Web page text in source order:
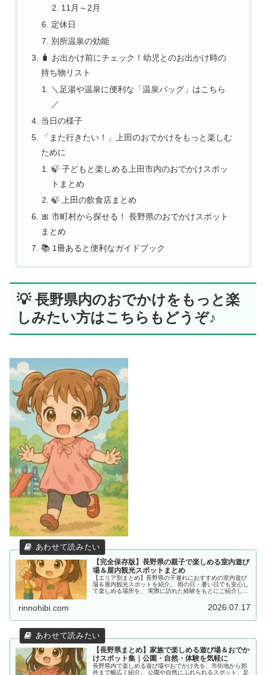
11月～2月
定休日
別所温泉の効能
🧳 お出かけ前にチェック！幼児とのお出かけ時の
持ち物リスト
＼足湯や温泉に便利な「温泉バッグ」はこちら
／
当日の様子
「また行きたい！」上田のおでかけをもっと楽しむ
ために
🍃 子どもと楽しめる上田市内のおでかけスポッ
トまとめ
🍃 上田の飲食店まとめ
🎀 市町村から探せる！ 長野県のおでかけスポット
まとめ
📚 1冊あると便利なガイドブック
💡 長野県内のおでかけをもっと楽
しみたい方はこちらもどうぞ♪
【完全保存版】長野県の親子で楽しめる室内遊び
場＆屋内観光スポットまとめ
【エリア別まとめ】長野県の子連れにおすすめの室内遊び
場＆屋内観光スポットを紹介。 雨の日・暑い日でも安心し
て楽しめる場所を、 実際に訪れた経験をもとにご紹介して
rinnohibi.com 2026.07.17
【長野県まとめ】家族で楽しめる遊び場＆おでか
けスポット集｜公園・自然・体験を気軽に
長野県内で楽しめる遊び場やおでかけ先を、市街地から郊
外まで幅広く紹介。 公園や自然にふれられるスポット、足